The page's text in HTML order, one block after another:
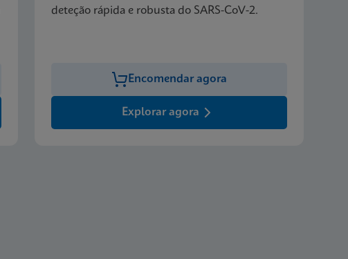
deteção rápida e robusta do SARS-CoV-2.
Encomendar agora
Explorar agora